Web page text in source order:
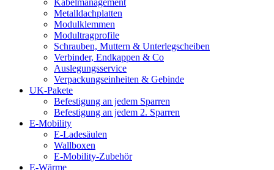
Kabelmanagement
Metalldachplatten
Modulklemmen
Modultragprofile
Schrauben, Muttern & Unterlegscheiben
Verbinder, Endkappen & Co
Auslegungsservice
Verpackungseinheiten & Gebinde
UK-Pakete
Befestigung an jedem Sparren
Befestigung an jedem 2. Sparren
E-Mobility
E-Ladesäulen
Wallboxen
E-Mobility-Zubehör
E-Wärme